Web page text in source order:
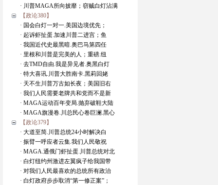
· 川普MAGA所向披靡；窃贼白灯沾满
【政论380】
· 国会白灯一对一.美国边境优先；
· 起诉虾扯蛋.加速川普二进宫；鱼
· 我国近代史最黑暗.奥巴马第四任
· 里根和川普是完美的人；重磅.纽
· 去TMD自由.我是异见者.奥黑白灯
· 特大喜讯.川普大胜南卡.黑莉回姥
· 天不生川普万古如长夜；美国旧右
· 我们人民需要老牌共和党而不是新
· MAGA运动百年变局.抛弃破鞋大陆
· MAGA旗漫卷.川总民心卷巨澜.黑心
【政论379】
· 大道至简.川普总统24小时解决白
· 振臂一呼应者云集.我们人民敬祝
· MAGA.通俄门虾扯蛋.川普总统对北
· 白灯纽约州激进左翼疯子给我国带
· 对我们人民最喜欢的总统所有政治
· 白灯政府步步取消“第一修正案”；